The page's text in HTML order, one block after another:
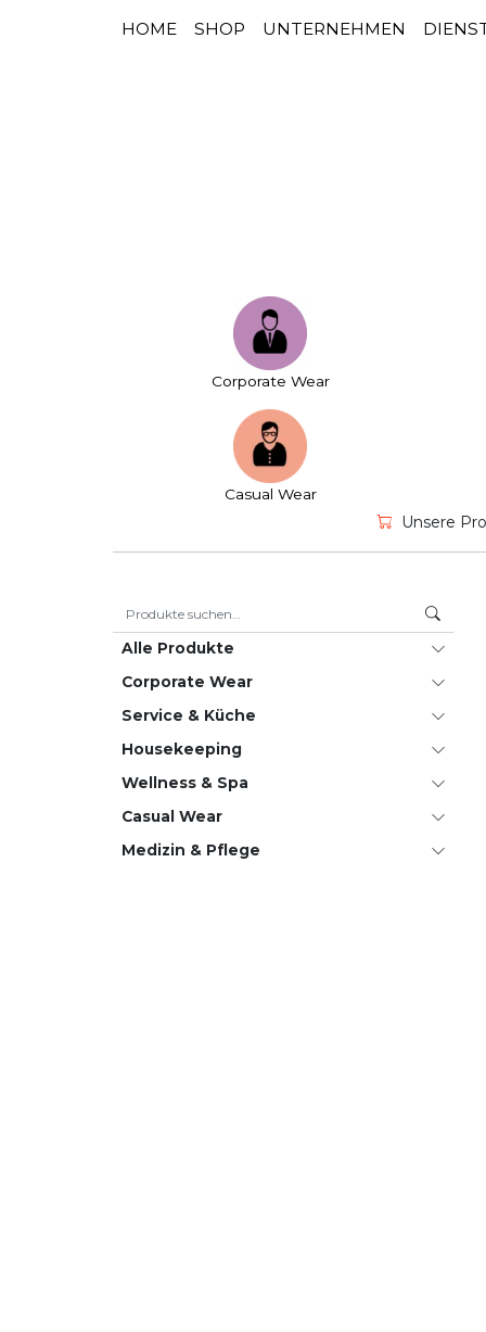
HAUPTNAVIGATION
HOME SHOP UNTERNEHMEN
Corporate Wear
Casual Wear
Unsere
Alle Produkte
Corporate Wear
Service & Küche
House­keeping
Wellness & Spa
Casual Wear
Medizin & Pflege